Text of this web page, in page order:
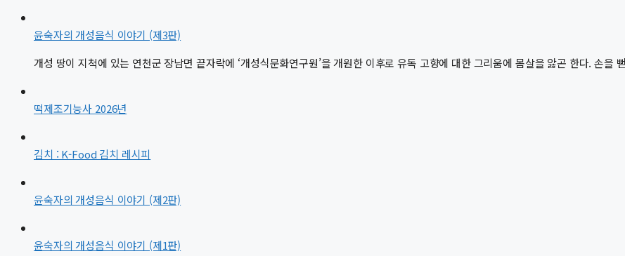
윤숙자의 개성음식 이야기 (제3판)
개성 땅이 지척에 있는 연천군 장남면 끝자락에 ‘개성식문화연구원’을 개원한 이후로 유독 고향에 대한 그리움에 몸살을 앓곤 한다. 손을
떡제조기능사 2026년
김치 : K-Food 김치 레시피
윤숙자의 개성음식 이야기 (제2판)
윤숙자의 개성음식 이야기 (제1판)